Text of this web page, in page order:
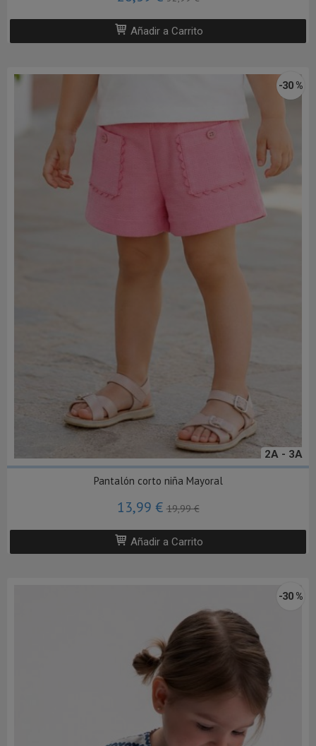
Añadir a Carrito
2A - 3A
-30 %
Pantalón corto niña Mayoral
13,99 €19,99 €
Añadir a Carrito
-30 %